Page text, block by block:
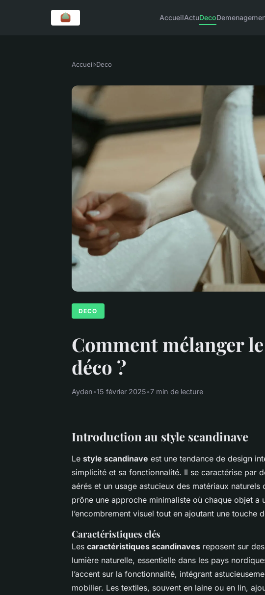
AccueilActuDeco
Accueil›Deco
DECO
Comment mélanger
déco ?
Ayden•15 février 2025•7 min de lecture
Introduction au style scandinave
Le style scandinave est une tendance de design
simplicité et sa fonctionnalité. Il se caractérise par
aérés et un usage astucieux des matériaux
prône une approche minimaliste où chaque objet a
l’encombrement visuel tout en ajoutant une touche
Caractéristiques clés
Les caractéristiques scandinaves reposent sur
lumière naturelle, essentielle dans les pays
l’accent sur la fonctionnalité, intégrant
mobilier. Les textiles, souvent en laine ou en lin,